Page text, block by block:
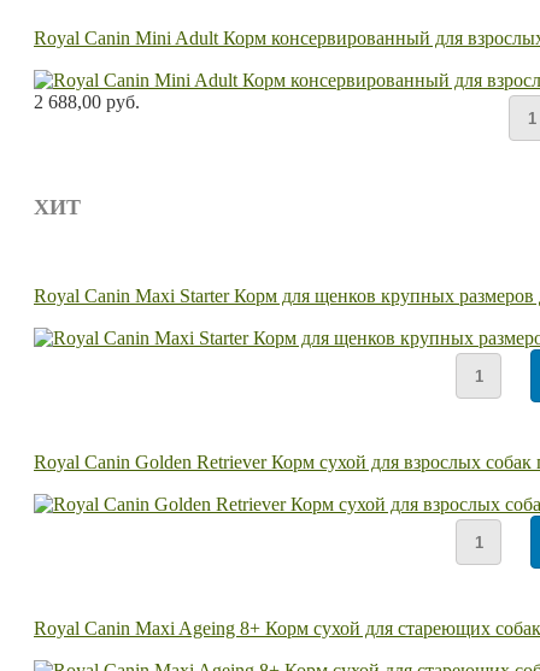
Royal Canin Mini Adult Корм консервированный для
2 688,00 руб.
ХИТ
Royal Canin Maxi Starter Корм для щенков крупных
Royal Canin Golden Retriever Корм сухой для взрослых
Royal Canin Maxi Ageing 8+ Корм сухой для стареющих